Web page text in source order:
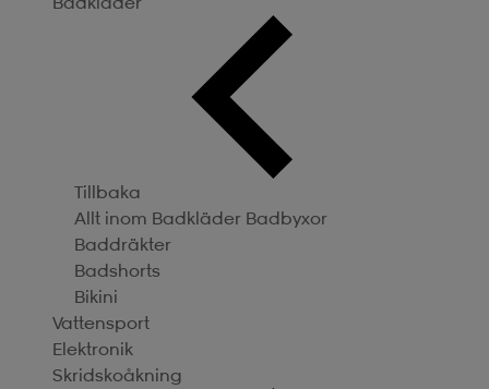
Tillbaka
Allt inom Badkläder Badbyxor
Baddräkter
Badshorts
Bikini
Vattensport
Elektronik
Skridskoåkning